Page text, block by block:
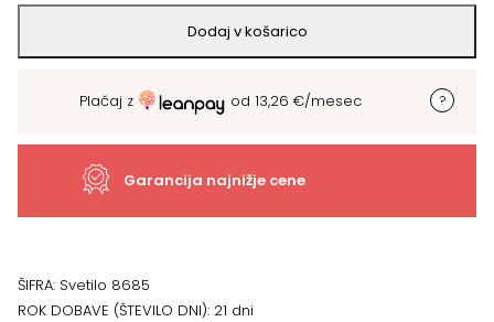
8685,
dimenzije
količina
Dodaj v košarico
Plačaj z od 13,26 €/mesec
Garancija najnižje cene
ŠIFRA: Svetilo 8685
ROK DOBAVE (ŠTEVILO DNI): 21 dni